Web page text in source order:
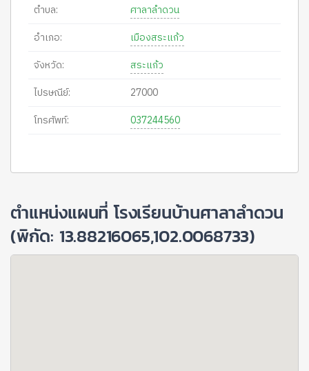
ตำบล:
ศาลาลำดวน
อำเภอ:
เมืองสระแก้ว
จังหวัด:
สระแก้ว
ไปรษณีย์:
27000
โทรศัพท์:
037244560
ตำแหน่งแผนที่ โรงเรียนบ้านศาลาลำดวน
(พิกัด: 13.88216065,102.0068733)